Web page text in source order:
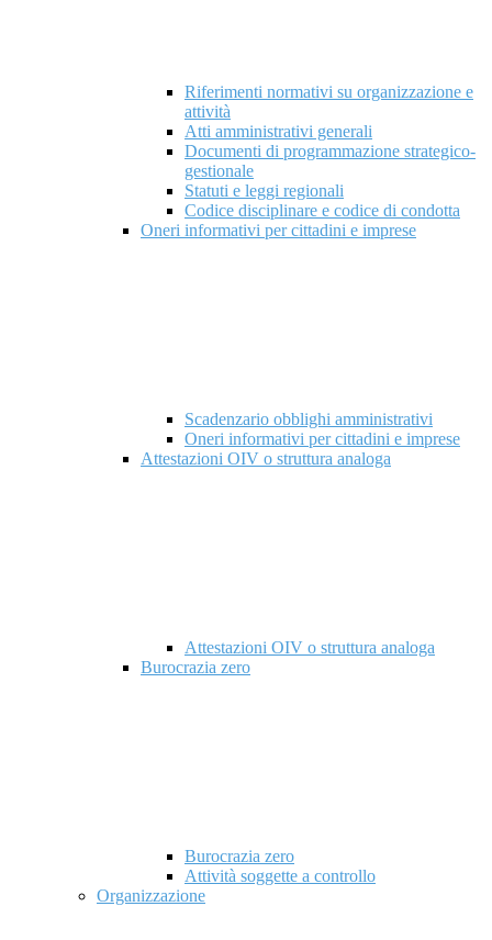
Riferimenti normativi su organizzazione e
attività
Atti amministrativi generali
Documenti di programmazione strategico-
gestionale
Statuti e leggi regionali
Codice disciplinare e codice di condotta
Oneri informativi per cittadini e imprese
Scadenzario obblighi amministrativi
Oneri informativi per cittadini e imprese
Attestazioni OIV o struttura analoga
Attestazioni OIV o struttura analoga
Burocrazia zero
Burocrazia zero
Attività soggette a controllo
Organizzazione